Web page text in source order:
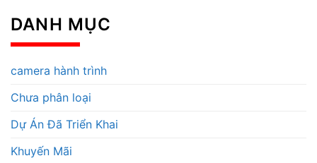
DANH MỤC
camera hành trình
Chưa phân loại
Dự Án Đã Triển Khai
Khuyến Mãi